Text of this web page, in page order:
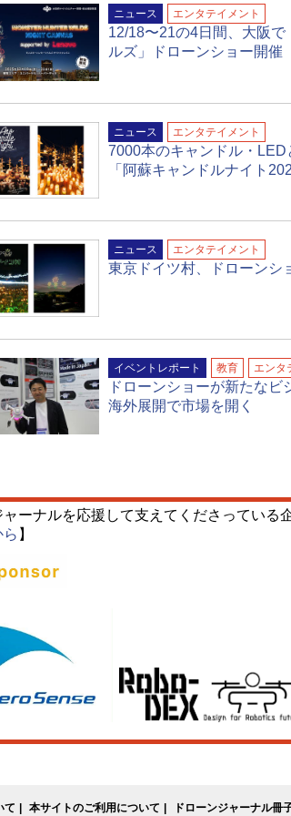
ニュース エンタテイメント
12/18〜21の4日間、大阪
ルズ」ドローンショー開催
ニュース エンタテイメント
7000本のキャンドル・LED
「阿蘇キャンドルナイト
ニュース エンタテイメント
東京ドイツ村、ドローンシ
イベントレポート 教育 エンタ
ドローンショーが新たな
海外展開で市場を開く
ャーナルを応援して支えてくださっている
】
て 本サイトのご利用について ドローンジャーナル冊